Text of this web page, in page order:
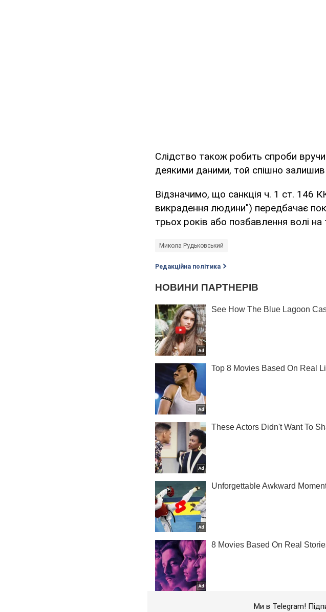
Слідство також робить спроби
деякими даними, той спішно залишив
Відзначимо, що санкція ч. 1 ст. 146
викрадення людини") передбачає
трьох років або позбавлення волі
Микола Рудьковський
Редакційна політика
Ми в Telegram!